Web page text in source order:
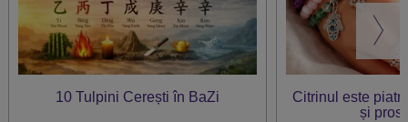
10 Tulpini Cerești în BaZi
Citrinul este
și